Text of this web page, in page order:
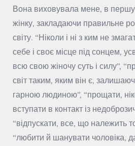
Вона виховувала мене, в першу
жінку, закладаючи правильне
світу. “Ніколи і ні з ким не
себе і своє місце під сонцем,
всю свою жіночу суть і силу”,
світ таким, яким він є,
гарною людиною”, “прощати,
вступати в контакт із
“відпускати, все, що належить
“любити й шанувати чоловіка,